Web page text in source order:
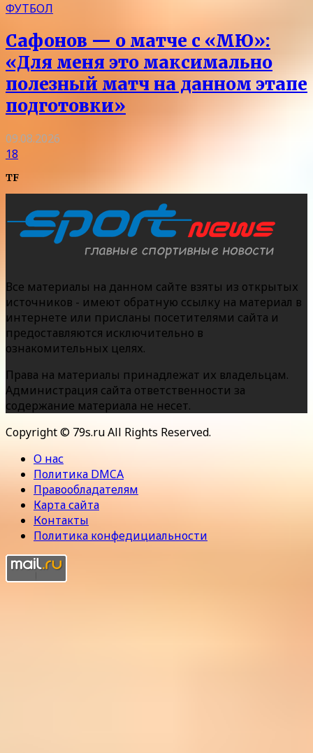
ФУТБОЛ
Сафонов — о матче с «МЮ»:
«Для меня это максимально
полезный матч на данном этапе
подготовки»
09.08.2026
18
TF
Все материалы на данном сайте взяты из открытых
источников - имеют обратную ссылку на материал в
интернете или присланы посетителями сайта и
предоставляются исключительно в
ознакомительных целях.
Права на материалы принадлежат их владельцам.
Администрация сайта ответственности за
содержание материала не несет.
Copyright © 79s.ru All Rights Reserved.
О нас
Политика DMCA
Правообладателям
Карта сайта
Контакты
Политика конфедициальности